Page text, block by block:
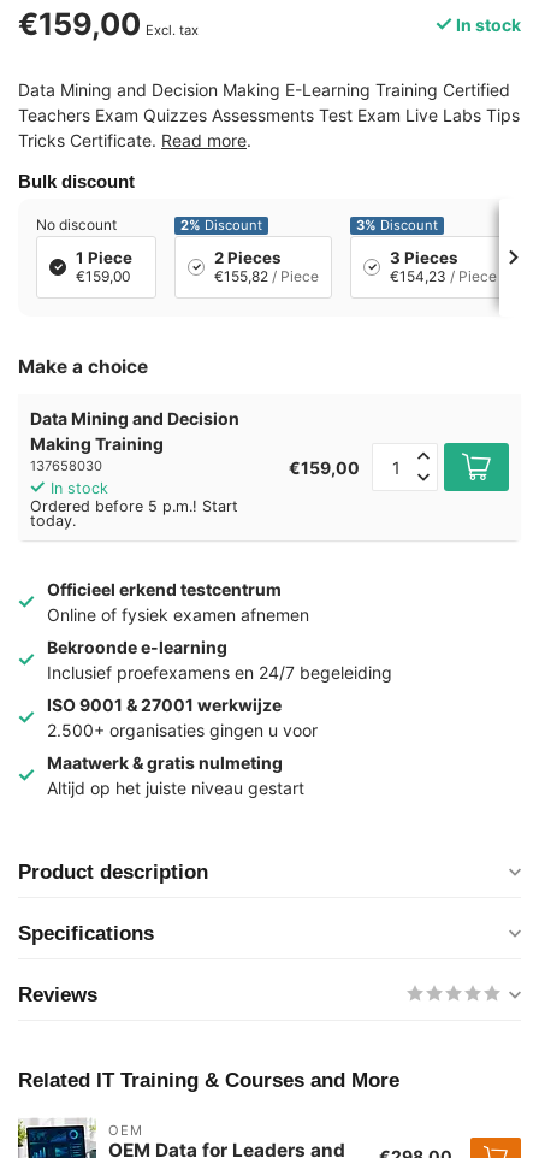
€159,00 Excl. tax In stock
Data Mining and Decision Making E-Learning Training Certified
Teachers Exam Quizzes Assessments Test Exam Live Labs Tips
Tricks Certificate. Read more.
Bulk discount
No discount
1 Piece
€159,00
2% Discount
2 Pieces
€155,82 / Piece
3% Discount
3 Pieces
€154,23 / Piece
Make a choice
Data Mining and Decision
Making Training
137658030
In stock
Ordered before 5 p.m.! Start
today.
€159,00
Officieel erkend testcentrum
Online of fysiek examen afnemen
Bekroonde e-learning
Inclusief proefexamens en 24/7 begeleiding
ISO 9001 & 27001 werkwijze
2.500+ organisaties gingen u voor
Maatwerk & gratis nulmeting
Altijd op het juiste niveau gestart
Product description
Specifications
Reviews
Related IT Training & Courses and More
OEM
OEM Data for Leaders and